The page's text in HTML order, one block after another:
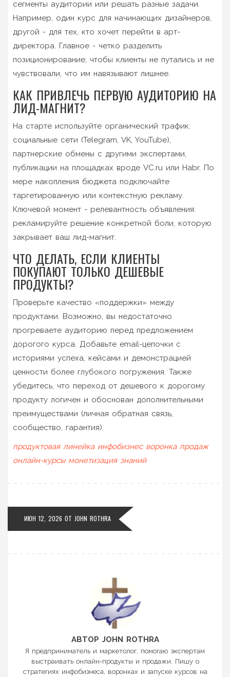
сегменты аудитории или решать разные задачи.
Например, один курс для начинающих дизайнеров,
другой - для тех, кто хочет перейти в арт-
директора. Главное - четко разделить
позиционирование, чтобы клиенты не путались и не
чувствовали, что им навязывают лишнее.
КАК ПРИВЛЕЧЬ ПЕРВУЮ АУДИТОРИЮ НА
ЛИД-МАГНИТ?
На старте используйте органический трафик:
социальные сети (Telegram, VK, YouTube),
партнерские обмены с другими экспертами,
публикации на площадках вроде VC.ru или Habr. По
мере накопления бюджета подключайте
таргетированную или контекстную рекламу.
Ключевой момент - релевантность объявления:
рекламируйте решение конкретной боли, которую
закрывает ваш лид-магнит.
ЧТО ДЕЛАТЬ, ЕСЛИ КЛИЕНТЫ
ПОКУПАЮТ ТОЛЬКО ДЕШЕВЫЕ
ПРОДУКТЫ?
Проверьте качество «поддержки» между
продуктами. Возможно, вы недостаточно
прогреваете аудиторию перед предложением
дорогого курса. Добавьте email-цепочки с
историями успеха, кейсами и демонстрацией
ценности более глубокого погружения. Также
убедитесь, что переход от дешевого к дорогому
продукту логичен и обоснован дополнительными
преимуществами (личная обратная связь,
сообщество, гарантия).
продуктовая линейка инфобизнес воронка продаж
онлайн-курсы монетизация знаний
ИЮН 12, 2026 ОТ JOHN ROTHRA
АВТОР JOHN ROTHRA
Я предприниматель и маркетолог, помогаю экспертам
выстраивать онлайн-продукты и продажи. Пишу о
стратегиях инфобизнеса, воронках и запуске курсов на